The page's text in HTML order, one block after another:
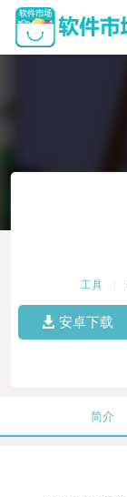
工具
安卓下载
简介